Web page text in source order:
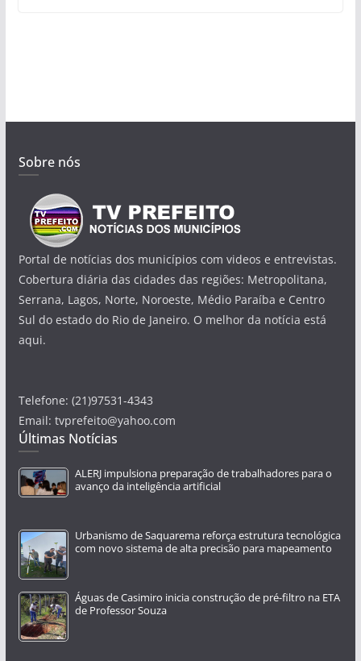
Sobre nós
Portal de notícias dos municípios com videos e entrevistas.
Cobertura diária das cidades das regiões: Metropolitana,
Serrana, Lagos, Norte, Noroeste, Médio Paraíba e Centro
Sul do estado do Rio de Janeiro. O melhor da notícia está
aqui.
Telefone: (21)97531-4343
Email: tvprefeito@yahoo.com
Últimas Notícias
ALERJ impulsiona preparação de trabalhadores para o
avanço da inteligência artificial
Urbanismo de Saquarema reforça estrutura tecnológica
com novo sistema de alta precisão para mapeamento
Águas de Casimiro inicia construção de pré-filtro na ETA
de Professor Souza